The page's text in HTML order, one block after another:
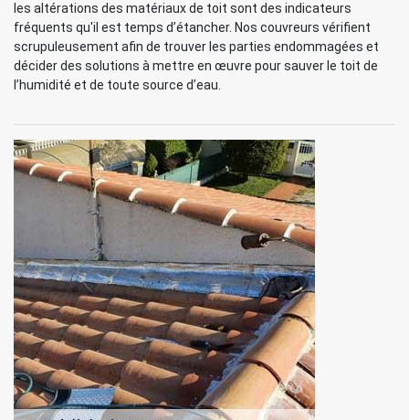
les altérations des matériaux de toit sont des indicateurs
fréquents qu'il est temps d’étancher. Nos couvreurs vérifient
scrupuleusement afin de trouver les parties endommagées et
décider des solutions à mettre en œuvre pour sauver le toit de
l’humidité et de toute source d’eau.